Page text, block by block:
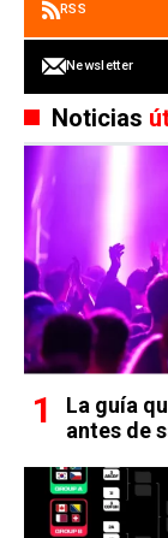
RSS
Newsletter
Noticias
La guía
antes de